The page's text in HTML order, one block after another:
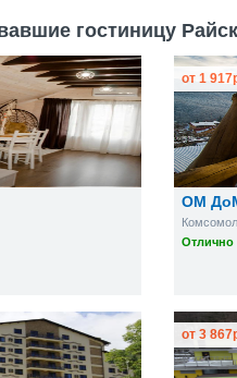
гостиницу
ОМ
Отлично
от 1 917
от 3 867